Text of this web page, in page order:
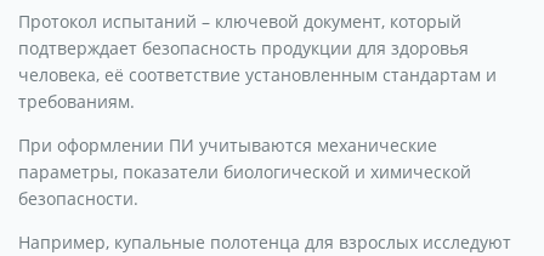
Протокол испытаний – ключевой документ, который
подтверждает безопасность продукции для здоровья
человека, её соответствие установленным стандартам и
требованиям.
При оформлении ПИ учитываются механические
параметры, показатели биологической и химической
безопасности.
Например, купальные полотенца для взрослых исследуют